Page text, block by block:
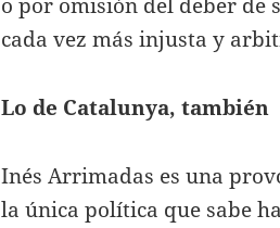
cada vez más injusta y
Lo de Catalunya, también
Inés Arrimadas es una
la única política que sabe